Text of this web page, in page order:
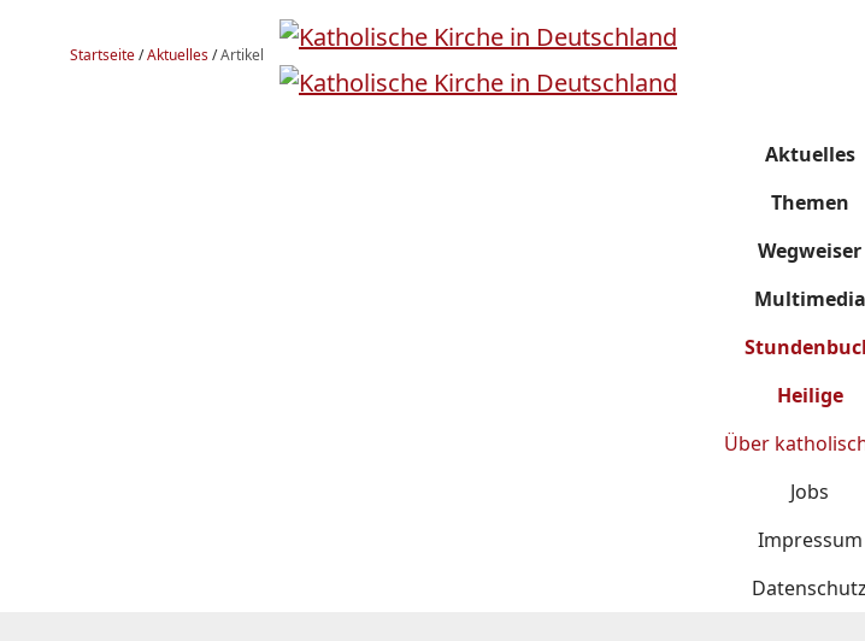
Startseite/Aktuelles/Artikel
Aktuelles
Themen
Wegweiser
Multimedia
Heilige
Über
Jobs
Impressum
Datenschutz